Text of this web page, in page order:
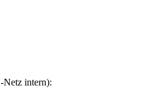
Netz intern):